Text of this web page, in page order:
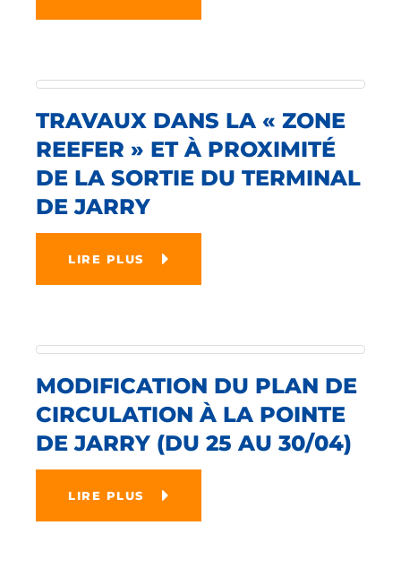
TRAVAUX DANS LA « ZONE
REEFER » ET À PROXIMITÉ
DE LA SORTIE DU TERMINAL
DE JARRY
LIRE PLUS
MODIFICATION DU PLAN DE
CIRCULATION À LA POINTE
DE JARRY (DU 25 AU 30/04)
LIRE PLUS